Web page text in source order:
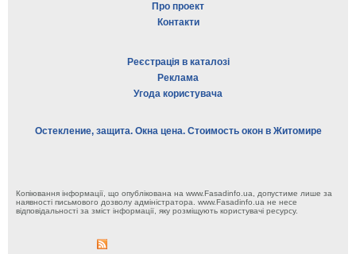
Про проект
Контакти
Реєстрація в каталозі
Реклама
Угода користувача
Остекление, защита. Окна цена. Стоимость окон в Житомире
Копіювання інформації, що опублікована на www.Fasadinfo.ua, допустиме лише за
наявності письмового дозволу адміністратора. www.Fasadinfo.ua не несе
відповідальності за зміст інформації, яку розміщують користувачі ресурсу.